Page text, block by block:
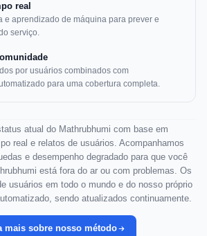
real
e aprendizado de máquina para prever e
serviço.
por usuários combinados com
para uma cobertura completa.
atual do Mathrubhumi com base em
real e relatos de usuários. Acompanhamos
e desempenho degradado para que você
está fora do ar ou com problemas. Os
usuários em todo o mundo e do nosso próprio
sendo atualizados continuamente.
mais sobre nosso método